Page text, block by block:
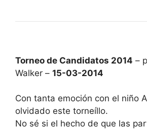
Torneo de Candidatos 2014 –
Walker – 15-03-2014
Con tanta emoción con el niño
olvidado este torneíllo.
No sé si el hecho de que las